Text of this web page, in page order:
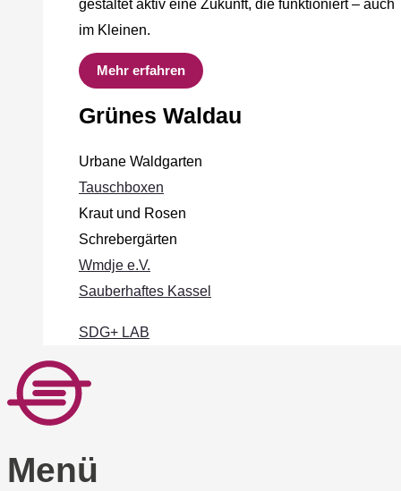
gestaltet aktiv eine Zukunft, die funktioniert – auch
im Kleinen.
Mehr erfahren
Grünes Waldau
Urbane Waldgarten
Tauschboxen
Kraut und Rosen
Schrebergärten
Wmdje e.V.
Sauberhaftes Kassel
SDG+ LAB
Menü